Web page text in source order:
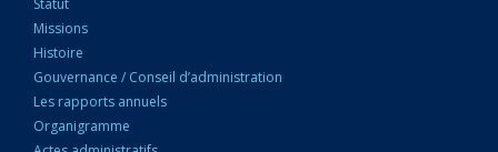
Statut
Missions
Histoire
Gouvernance / Conseil d’administration
Les rapports annuels
Organigramme